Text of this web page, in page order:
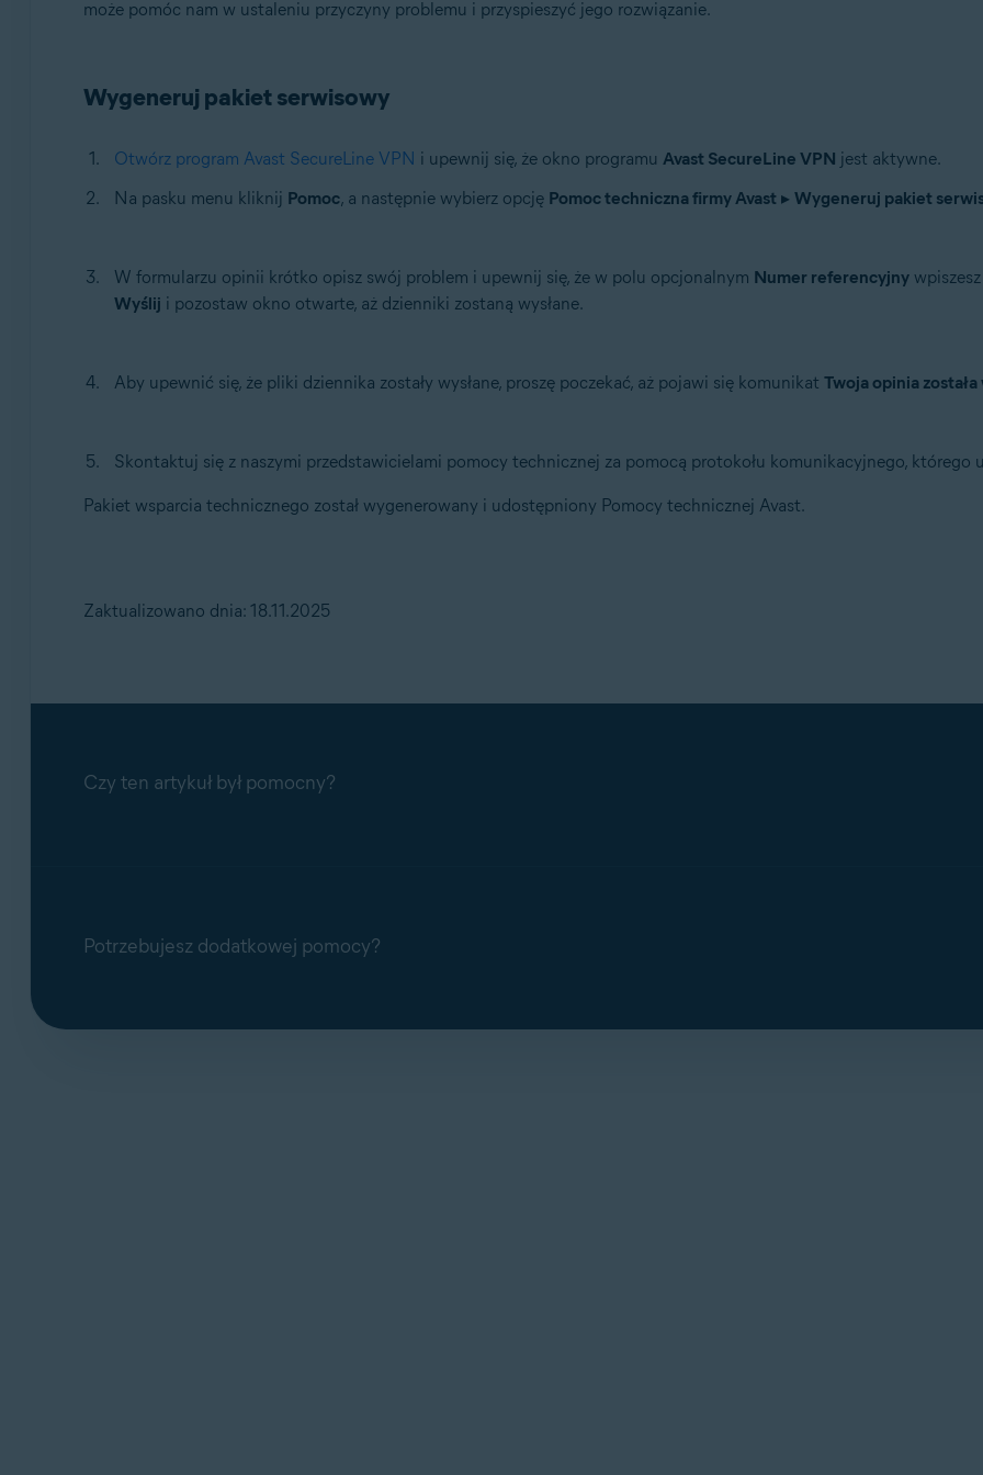
Avast SecureLine VPN
Mac
może pomóc nam w ustaleniu przyczyny problemu i przyspieszyć jego rozwiązanie.
Wygeneruj pakiet serwisowy
Otwórz program Avast SecureLine VPN i upewnij się, że okno programu Avast SecureLine VPN jest aktywne.
Na pasku menu kliknij Pomoc, a następnie wybierz opcję Pomoc techniczna firmy Avast ▸ Wygeneruj pakiet
W formularzu opinii krótko opisz swój problem i upewnij się, że w polu opcjonalnym Numer referencyjny
Wyślij i pozostaw okno otwarte, aż dzienniki zostaną wysłane.
Aby upewnić się, że pliki dziennika zostały wysłane, proszę poczekać, aż pojawi się komunikat Twoja opinia została
Skontaktuj się z naszymi przedstawicielami pomocy technicznej za pomocą protokołu komunikacyjnego, którego
Pakiet wsparcia technicznego został wygenerowany i udostępniony Pomocy technicznej Avast.
Zaktualizowano dnia: 18.11.2025
Czy ten artykuł był pomocny?
Potrzebujesz dodatkowej pomocy?